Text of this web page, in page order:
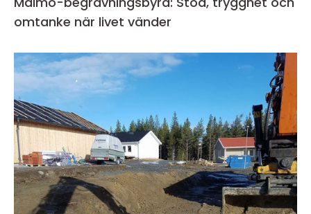
omtanke när livet vänder